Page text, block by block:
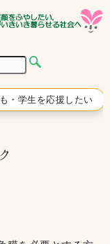
・学生を応援したい